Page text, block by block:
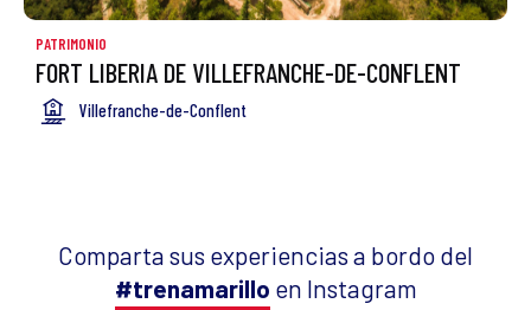
PATRIMONIO
FORT LIBERIA DE VILLEFRANCHE-DE-CONFLENT
Villefranche-de-Conflent
Comparta sus experiencias a bordo del
#trenamarillo en Instagram